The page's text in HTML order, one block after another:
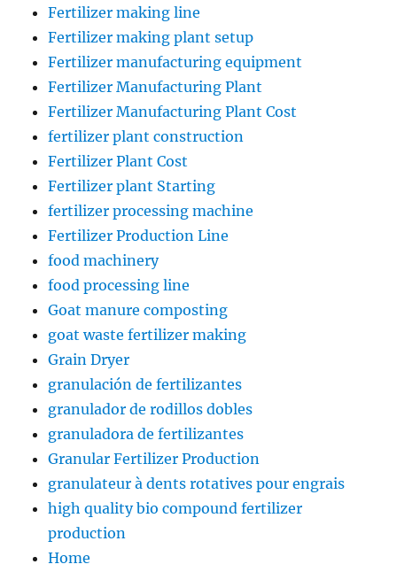
Fertilizer making line
Fertilizer making plant setup
Fertilizer manufacturing equipment
Fertilizer Manufacturing Plant
Fertilizer Manufacturing Plant Cost
fertilizer plant construction
Fertilizer Plant Cost
Fertilizer plant Starting
fertilizer processing machine
Fertilizer Production Line
food machinery
food processing line
Goat manure composting
goat waste fertilizer making
Grain Dryer
granulación de fertilizantes
granulador de rodillos dobles
granuladora de fertilizantes
Granular Fertilizer Production
granulateur à dents rotatives pour engrais
high quality bio compound fertilizer
production
Home